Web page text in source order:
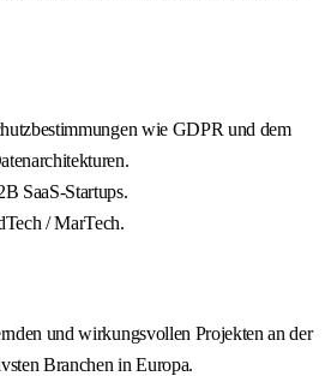
wie GDPR und dem
SaaS-Startups.
/ MarTech.
und wirkungsvollen Projekten an der
Branchen in Europa.